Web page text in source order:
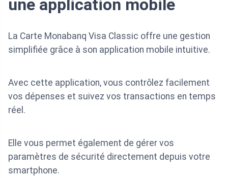
une application mobile
La Carte Monabanq Visa Classic offre une gestion
simplifiée grâce à son application mobile intuitive.
Avec cette application, vous contrôlez facilement
vos dépenses et suivez vos transactions en temps
réel.
Elle vous permet également de gérer vos
paramètres de sécurité directement depuis votre
smartphone.